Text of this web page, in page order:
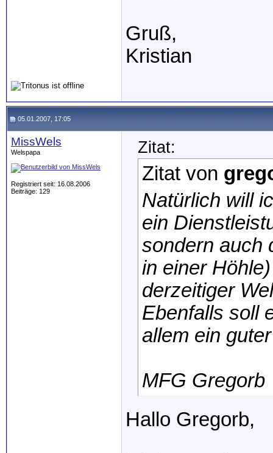
Gruß,
Kristian
05.01.2007, 17:05
MissWels
Welspapa
Registriert seit: 16.08.2006
Beiträge: 129
Zitat:
Zitat von
Natürlich will
ein
sondern auch
in einer
derzeitiger
Ebenfalls soll
allem ein
MFG Gregorb
Hallo Gregorb,